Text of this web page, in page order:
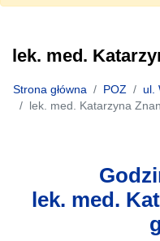
lek. med.
Strona główna POZ
ul.
lek. med. Katarzyna
lek. med.